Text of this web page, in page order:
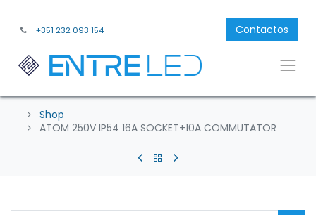
+351 232 093 154 Contactos
Shop
ATOM 250V IP54 16A SOCKET+10A COMMUTATOR